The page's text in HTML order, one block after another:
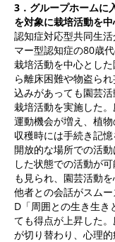
3 ．グループホーム
を対象に栽培活動を
認知症対応型共同生
マー型認知症の80歳
栽培活動を中心とし
ら離床困難や物盗ら
込みがあっても園芸
栽培活動を実施した。
運動機会が増え、植物
収穫時には手続き記
開放的な場所での活
した状態での活動が
も見られ、園芸活動
他者との会話がスム
D「周囲との生き生き
ても得点が上昇した
が切り替わり、心理的